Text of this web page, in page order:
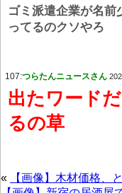
ゴミ派遣企業が名前
ってるのクソやろ
107:つらたんニュースさん
出たワード
るの草
«
【画像】木材価格、